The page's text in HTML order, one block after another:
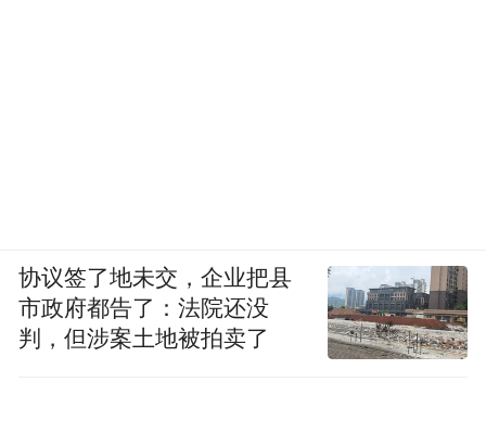
协议签了地未交，企业把县
市政府都告了：法院还没
判，但涉案土地被拍卖了